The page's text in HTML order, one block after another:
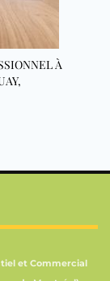
À
et Commercial